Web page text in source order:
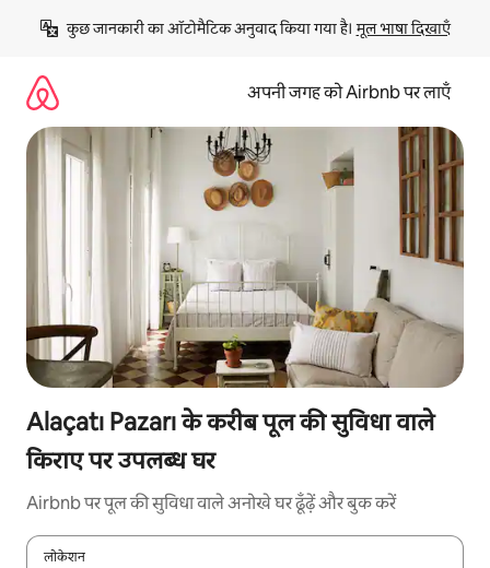
छोड़कर
कॉन्टेंट
कुछ जानकारी का ऑटोमैटिक अनुवाद किया गया है। मूल भाषा दिखाएँ
अपनी जगह को Airbnb पर लाएँ
Alaçatı Pazarı के करीब पूल की सुविधा वाले
किराए पर उपलब्ध घर
Airbnb पर पूल की सुविधा वाले अनोखे घर ढूँढ़ें और बुक करें
लोकेशन